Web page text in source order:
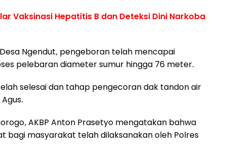
Vaksinasi Hepatitis B dan Deteksi Dini Narkoba
Ngendut, pengeboran telah mencapai
pelebaran diameter sumur hingga 76 meter.
selesai dan tahap pengecoran dak tandon air
AKBP Anton Prasetyo mengatakan bahwa
bagi masyarakat telah dilaksanakan oleh Polres